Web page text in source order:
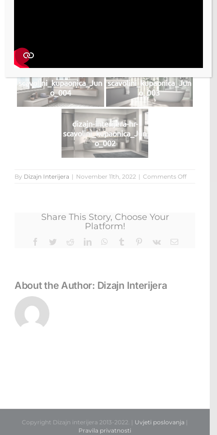
scavolini_kupaonica_Jun
o_004
scavolini_kupaonica_Jun
o_003
dizajn-interijera-hr-
scavolini_kupaonica_Jun
o_002
By Dizajn Interijera | November 11th, 2022 | Comments Offon
Share This Story, Choose Your
Platform!
Facebook
TwitterRedditLinkedInWhatsApp
Tumblr Pinterest
Vk Email
About the Author: Dizajn Interijera
Copyright Dizajn interijera 2013-2022. | Uvjeti poslovanja |
Pravila privatnosti